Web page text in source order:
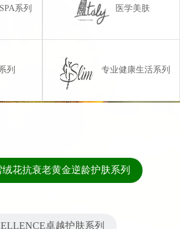
系列 医学美肤
列 专业健康生活系列
花抗衰老黄金逆龄护肤系列
卓越护肤系列